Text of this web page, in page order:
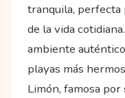
tranquila, perfecta
de la vida
ambiente
playas más
Limón, famosa por